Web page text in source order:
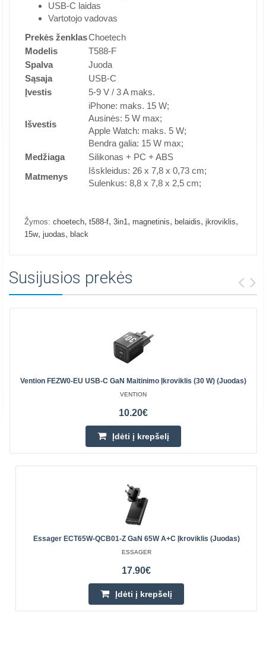
USB-C laidas
Vartotojo vadovas
Prekės ženklasChoetech
Modelis
T588-F
Spalva
Juoda
Sąsaja
USB-C
Įvestis
5-9 V / 3 A maks.
Išvestis
iPhone: maks. 15 W;
Ausinės: 5 W max;
Apple Watch: maks. 5 W;
Bendra galia: 15 W max;
Medžiaga
Silikonas + PC + ABS
Matmenys
Išskleidus: 26 x 7,8 x 0,73 cm;
Sulenkus: 8,8 x 7,8 x 2,5 cm;
Žymos: choetech, t588-f, 3in1, magnetinis, belaidis, įkroviklis,
15w, juodas, black
Susijusios prekės
Vention FEZW0-EU USB-C GaN Maitinimo Įkroviklis (30 W) (juodas)
VENTION
10.20€
Įdėti į krepšelį
Essager ECT65W-QCB01-Z GaN 65W A+C Įkroviklis (juodas)
ESSAGER
17.90€
Įdėti į krepšelį